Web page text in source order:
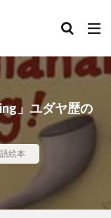
」ユダヤ歴の
絵本